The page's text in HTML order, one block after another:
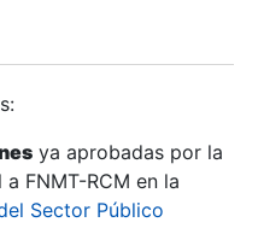
ya aprobadas por la
FNMT-RCM en la
Sector Público